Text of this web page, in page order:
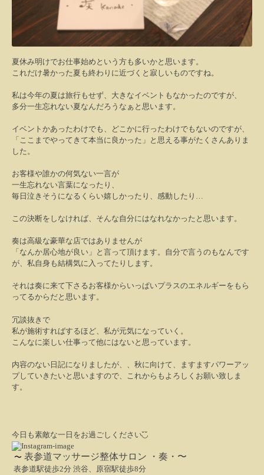
夏休み明けでお仕事始めという方も多いかと思います。
これだけ暑かった夏も終わりに近づくと寂しいものですね。
私は今年の夏は旅行もせず、大きなイベントもなかったのですが、
多分一生忘れない夏なんだろうなぁと思います。
イベントかあったわけでも、どこかに行ったわけでもないのですが、
「ここまでやってきて本当に良かった」と思える事がたくさんありま
した。
お客様や誰かの何気ない一言が
一生忘れない言葉になったり、
毎日泣きそうになるくらい嬉しかったり、感動したり …
この決断をしなければ、そんな自分にはなれなかったと思います。
奏は高級な豪華な店ではありませんが
「なんか居心地が良い」と言って頂けます。自分で言うのもなんです
が、私自身も結構気に入ってたりします。
それは奏に来て下さるお客様からいっぱいプラスのエネルギーをもら
ってるからだと思います。
冗談抜きで
私が施術すればするほど、私が元気になっていく。
こんなに楽しい仕事って他にはないと思っています。
内容のない日記になりましたが、、秋に向けて、ますますパワーアッ
プしていきたいと思いますので、これからもよろしくお願い致しま
す。
今日も素敵な一日をお過ごしください◟̆◞̆
〜 表参道マッサージ整体サロン ・奏・〜
表参道駅徒歩2分 渋谷、原宿駅徒歩8分